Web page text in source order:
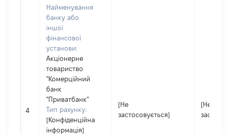
4
Найменування
банку або
іншої
фінансової
установи:
Акціонерне
товариство
"Комерційний
банк
"Приватбанк"
Тип рахунку:
[Конфіденційна
інформація]
[Не
застосовується]
[Не